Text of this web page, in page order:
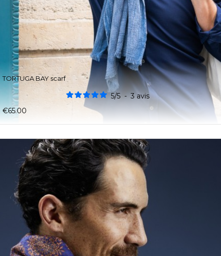
TORTUGA BAY scarf
5/5 - 3avis
€65.00